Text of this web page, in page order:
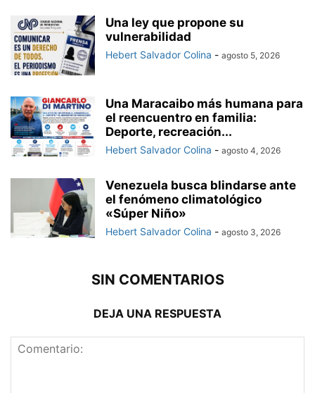
Una ley que propone su
vulnerabilidad
Hebert Salvador Colina - agosto 5, 2026
Una Maracaibo más humana para
el reencuentro en familia:
Deporte, recreación...
Hebert Salvador Colina - agosto 4, 2026
Venezuela busca blindarse ante
el fenómeno climatológico
«Súper Niño»
Hebert Salvador Colina - agosto 3, 2026
SIN COMENTARIOS
DEJA UNA RESPUESTA